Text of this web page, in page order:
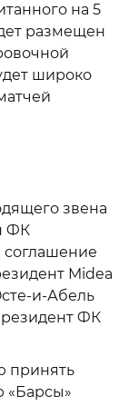
на 5
размещен
широко
звена
ФК
соглашение
Midea
и-Абель
ФК
принять
«Барсы»